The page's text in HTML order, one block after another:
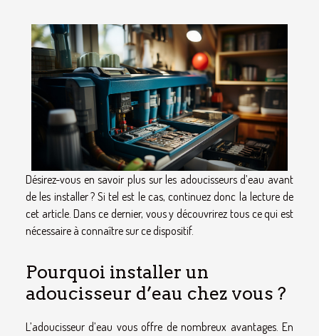
Désirez-vous en savoir plus sur les adoucisseurs d’eau avant
de les installer ? Si tel est le cas, continuez donc la lecture de
cet article. Dans ce dernier, vous y découvrirez tous ce qui est
nécessaire à connaître sur ce dispositif.
Pourquoi installer un
adoucisseur d’eau chez vous ?
L’adoucisseur d’eau vous offre de nombreux avantages. En